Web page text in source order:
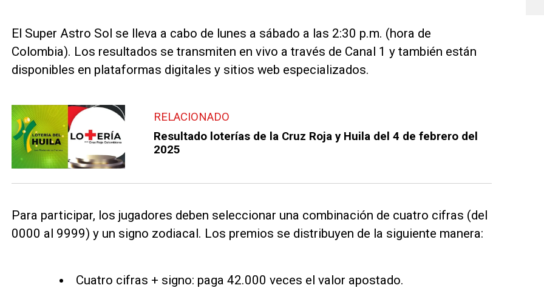
El Super Astro Sol se lleva a cabo de lunes a sábado a las 2:30 p.m. (hora de
Colombia). Los resultados se transmiten en vivo a través de Canal 1 y también están
disponibles en plataformas digitales y sitios web especializados.
RELACIONADO
Resultado loterías de la Cruz Roja y Huila del 4 de febrero del
2025
Para participar, los jugadores deben seleccionar una combinación de cuatro cifras (del
0000 al 9999) y un signo zodiacal. Los premios se distribuyen de la siguiente manera:
Cuatro cifras + signo: paga 42.000 veces el valor apostado.